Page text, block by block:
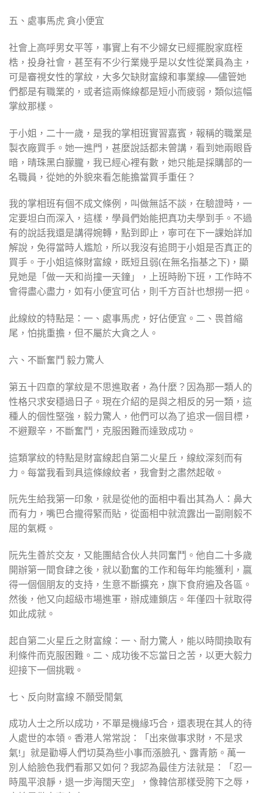
五、處事馬虎 貪小便宜
社會上高呼男女平等，事實上有不少婦女已經擺脫家庭桎
梏，投身社會，甚至有不少行業幾乎是以女性從業員為主，
可是審視女性的掌紋，大多欠缺財富線和事業線──儘管她
們都是有職業的，或者這兩條線都是短小而疲弱，類似這幅
掌紋那樣。
于小姐，二十一歲，是我的掌相班實習嘉賓，報稱的職業是
製衣廠買手。她一進門，甚麼說話都未曾講，看到她兩眼昏
暗，晴珠黑白朦朧，我已經心裡有數，她只能是採購部的一
名職員，從她的外貌來看怎能擔當買手重任？
我的掌相班有個不成文條例，叫做無話不談，在驗證時，一
定要坦白而深入，這樣，學員們始能把真功夫學到手。不過
有的說話我還是講得婉轉，點到即止，寧可在下一課始詳加
解說，免得當時人尷尬，所以我沒有追問于小姐是否真正的
買手。于小姐這條財富線，既短且弱(在無名指基之下)，顯
見她是「做一天和尚撞一天鐘」，上班時盼下班，工作時不
會得盡心盡力，如有小便宜可佔，則千方百計也想撈一把。
此線紋的特點是：一、處事馬虎，好佔便宜。二、畏首縮
尾，怕挑重擔，但不屬於大貪之人。
六、不斷奮鬥 毅力驚人
第五十四章的掌紋是不思進取者，為什麼？因為那一類人的
性格只求安穩過日子。現在介紹的是與之相反的另一類，這
種人的個性堅強，毅力驚人，他們可以為了追求一個目標，
不避艱辛，不斷奮鬥，克服困難而達致成功。
這類掌紋的特點是財富線起自第二火星丘，線紋深刻而有
力。每當我看到具這條線紋者，我會對之肅然起敬。
阮先生給我第一印象，就是從他的面相中看出其為人：鼻大
而有力，嘴巴合攏得緊而貼，從面相中就流露出一副剛毅不
屈的氣概。
阮先生善於交友，又能團結合伙人共同奮鬥。他自二十多歲
開辦第一間食肆之後，就以勤奮的工作和每年均能獲利，贏
得一個個朋友的支持，生意不斷擴充，旗下食府遍及各區。
然後，他又向超級市場進軍，辦成連鎖店。年僅四十就取得
如此成就。
起自第二火星丘之財富線：一、耐力驚人，能以時間換取有
利條件而克服困難。二、成功後不忘當日之苦，以更大毅力
迎接下一個挑戰。
七、反向財富線 不願受閒氣
成功人士之所以成功，不單是機緣巧合，還表現在其人的待
人處世的本領。香港人常常說：「出來做事求財，不是求
氣!」就是勸導人們切莫為些小事而漲臉孔、露青筋。萬一
別人給臉色我們看那又如何？我認為最佳方法就是：「忍一
時風平浪靜，退一步海闊天空」，像韓信那樣受胯下之辱，